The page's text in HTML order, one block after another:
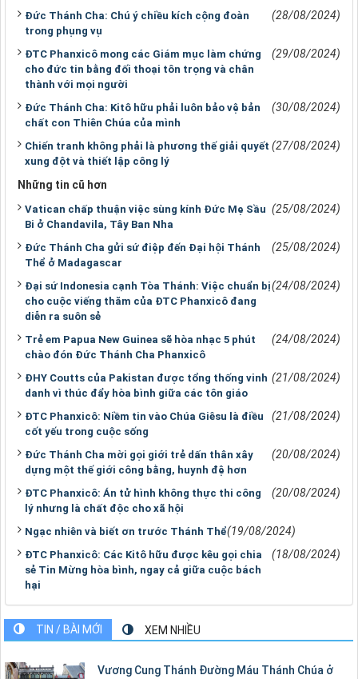
Đức Thánh Cha: Chú ý chiều kích cộng đoàn
trong phụng vụ
(28/08/2024)
ĐTC Phanxicô mong các Giám mục làm chứng
cho đức tin bằng đối thoại tôn trọng và chân
thành với mọi người
(29/08/2024)
Đức Thánh Cha: Kitô hữu phải luôn bảo vệ bản
chất con Thiên Chúa của mình
(30/08/2024)
Chiến tranh không phải là phương thế giải quyết
xung đột và thiết lập công lý
(27/08/2024)
Những tin cũ hơn
Vatican chấp thuận việc sùng kính Đức Mẹ Sầu
Bi ở Chandavila, Tây Ban Nha
(25/08/2024)
Đức Thánh Cha gửi sứ điệp đến Đại hội Thánh
Thể ở Madagascar
(25/08/2024)
Đại sứ Indonesia cạnh Tòa Thánh: Việc chuẩn bị
cho cuộc viếng thăm của ĐTC Phanxicô đang
diễn ra suôn sẻ
(24/08/2024)
Trẻ em Papua New Guinea sẽ hòa nhạc 5 phút
chào đón Đức Thánh Cha Phanxicô
(24/08/2024)
ĐHY Coutts của Pakistan được tổng thống vinh
danh vì thúc đẩy hòa bình giữa các tôn giáo
(21/08/2024)
ĐTC Phanxicô: Niềm tin vào Chúa Giêsu là điều
cốt yếu trong cuộc sống
(21/08/2024)
Đức Thánh Cha mời gọi giới trẻ dấn thân xây
dựng một thế giới công bằng, huynh đệ hơn
(20/08/2024)
ĐTC Phanxicô: Án tử hình không thực thi công
lý nhưng là chất độc cho xã hội
(20/08/2024)
Ngạc nhiên và biết ơn trước Thánh Thể(19/08/2024)
ĐTC Phanxicô: Các Kitô hữu được kêu gọi chia
sẻ Tin Mừng hòa bình, ngay cả giữa cuộc bách
hại
(18/08/2024)
TIN / BÀI MỚI XEM NHIỀU
Vương Cung Thánh Ðường Máu Thánh Chúa ở